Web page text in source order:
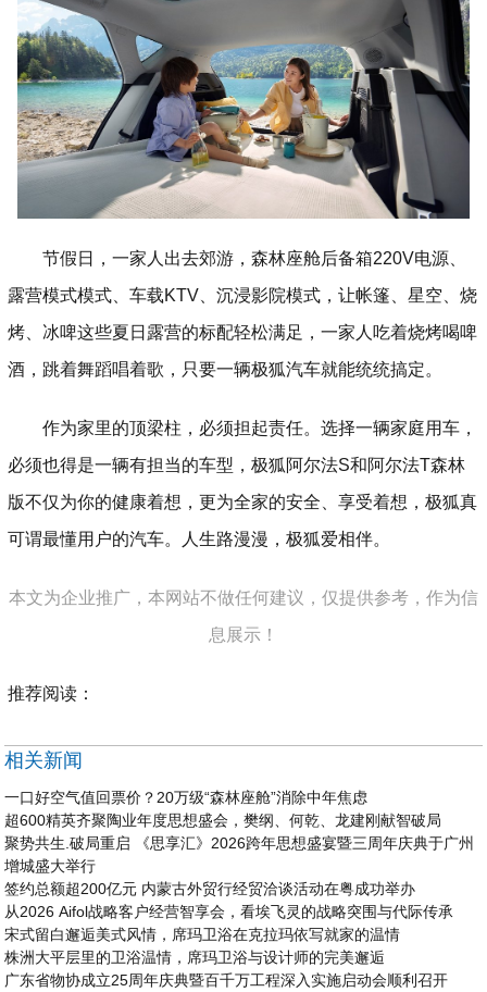
节假日，一家人出去郊游，森林座舱后备箱220V电源、
露营模式模式、车载KTV、沉浸影院模式，让帐篷、星空、烧
烤、冰啤这些夏日露营的标配轻松满足，一家人吃着烧烤喝啤
酒，跳着舞蹈唱着歌，只要一辆极狐汽车就能统统搞定。
作为家里的顶梁柱，必须担起责任。选择一辆家庭用车，
必须也得是一辆有担当的车型，极狐阿尔法S和阿尔法T森林
版不仅为你的健康着想，更为全家的安全、享受着想，极狐真
可谓最懂用户的汽车。人生路漫漫，极狐爱相伴。
本文为企业推广，本网站不做任何建议，仅提供参考，作为信
息展示！
推荐阅读：
相关新闻
一口好空气值回票价？20万级“森林座舱”消除中年焦虑
超600精英齐聚陶业年度思想盛会，樊纲、何乾、龙建刚献智破局
聚势共生.破局重启 《思享汇》2026跨年思想盛宴暨三周年庆典于广州
增城盛大举行
签约总额超200亿元 内蒙古外贸行经贸洽谈活动在粤成功举办
从2026 Aifol战略客户经营智享会，看埃飞灵的战略突围与代际传承
宋式留白邂逅美式风情，席玛卫浴在克拉玛依写就家的温情
株洲大平层里的卫浴温情，席玛卫浴与设计师的完美邂逅
广东省物协成立25周年庆典暨百千万工程深入实施启动会顺利召开